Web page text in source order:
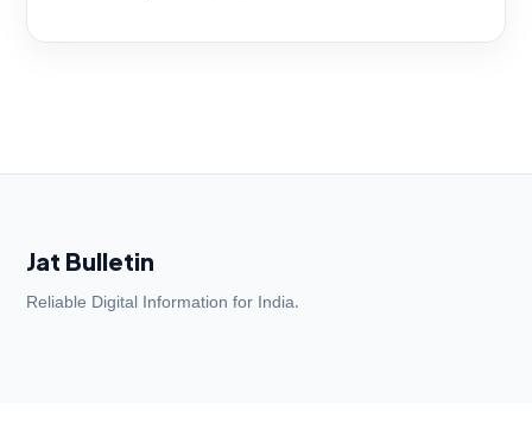
Jat Bulletin
Reliable Digital Information for India.